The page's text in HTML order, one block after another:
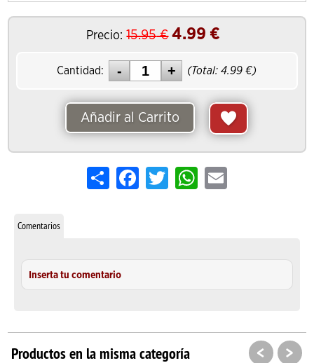
Precio: 15.95€ 4.99 €
Cantidad: (Total:4.99 €)
Añadir al Carrito
Share FacebookTwitterWhatsApp
Email
Comentarios
Inserta tu comentario
Productos en la misma categoría < >